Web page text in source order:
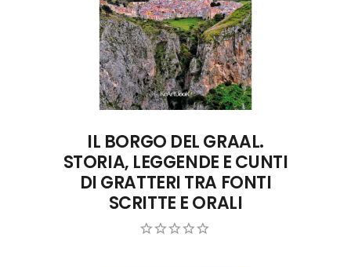
CONTATTA L'AUTORE
IL BORGO DEL GRAAL.
STORIA, LEGGENDE E CUNTI
DI GRATTERI TRA FONTI
SCRITTE E ORALI